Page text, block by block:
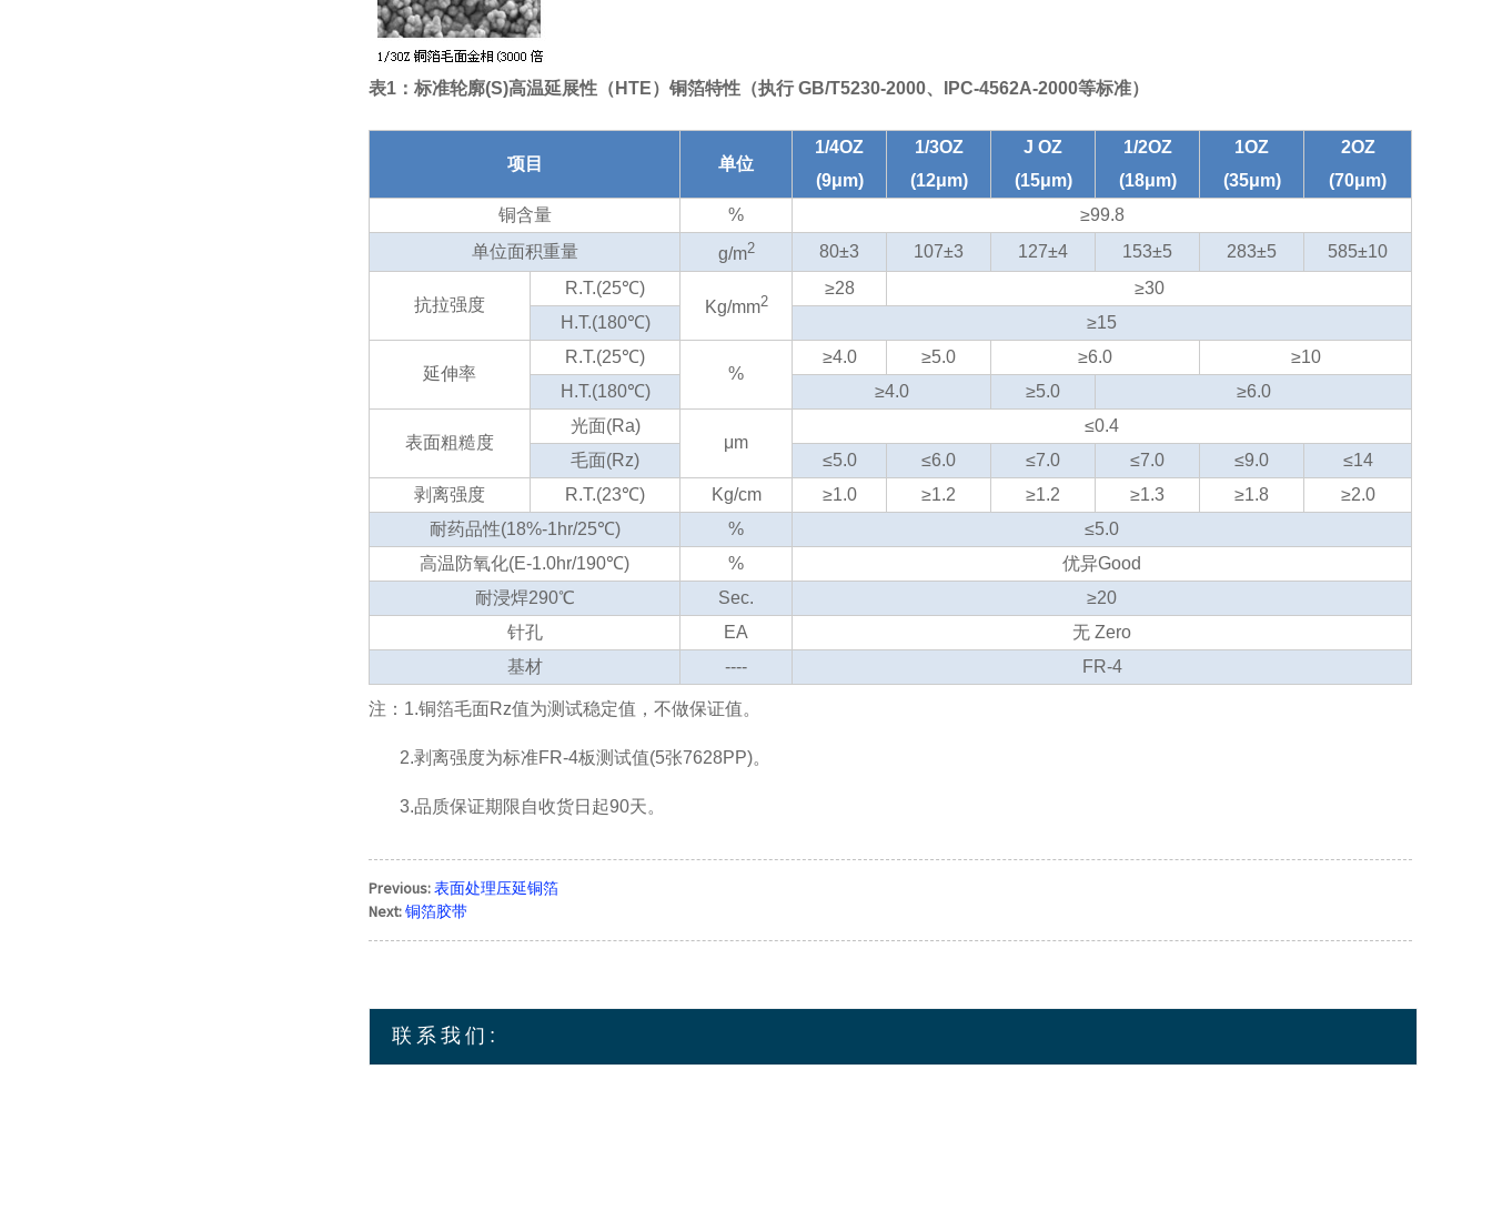
表1： 标准轮廓(S)高温延展性（ HTE）铜箔特性 （执行 GB/T5230-2000、IPC-4562A-2000等标准）
项目 单位
1/4OZ
(9μm)
1/3OZ
(12μm)
J OZ
(15μm)
1/2OZ
(18μm)
1OZ
(35μm)
2OZ
(70μm)
铜含量
%
≥99.8
单位面积重量
g/m2 80±3 107±3 127±4 153±5 283±5 585±10
抗拉强度
R.T.(25℃)
Kg/mm2
≥28
≥30
H.T.(180℃)
≥15
延伸率
R.T.(25℃)
%
≥4.0 ≥5.0 ≥6.0
≥10
H.T.(180℃)
≥4.0 ≥5.0 ≥6.0
表面粗糙度
光面(Ra)
μm
≤0.4
毛面(Rz)
≤5.0 ≤6.0 ≤7.0 ≤7.0 ≤9.0
≤14
剥离强度
R.T.(23℃) Kg/cm ≥1.0 ≥1.2 ≥1.2 ≥1.3 ≥1.8
≥2.0
耐药品性(18%-1hr/25℃)
%
≤5.0
高温防氧化(E-1.0hr/190℃)
%
优异Good
耐浸焊290℃
Sec.
≥20
针孔
EA
无 Zero
基材
---- FR-4
注：1.铜箔毛面Rz值为测试稳定值，不做保证值。
2.剥离强度为标准FR-4板测试值(5张7628PP)。
3.品质保证期限自收货日起90天。
Previous:表面处理压延铜箔
Next:铜箔胶带
联系我们: